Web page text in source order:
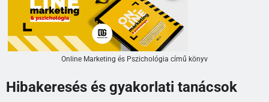
Online Marketing és Pszichológia című könyv
Hibakeresés és gyakorlati tanácsok